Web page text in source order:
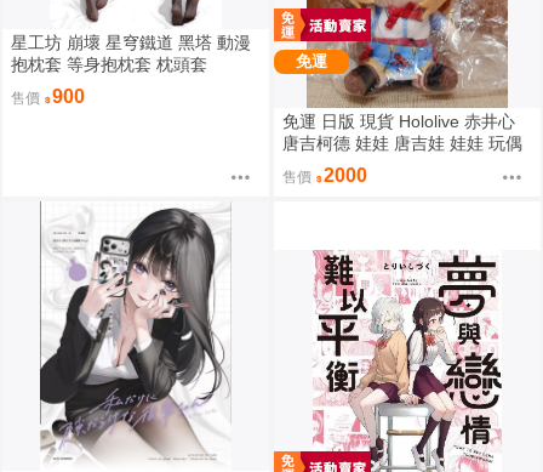
星工坊 崩壞 星穹鐵道 黑塔 動漫
抱枕套 等身抱枕套 枕頭套
售價 900
免運
免運 日版 現貨 Hololive 赤井心
唐吉柯德 娃娃 唐吉娃 娃娃 玩偶
ドン・キホーテ もちどる 赤井は
あと
售價 2000